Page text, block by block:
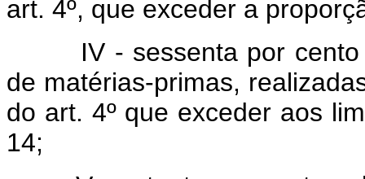
art. 4º, que exceder a
IV - sessenta por cento
de matérias-primas,
do art. 4º que exceder aos
14;